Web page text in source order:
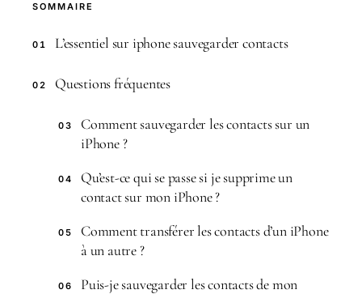
SOMMAIRE
01 L’essentiel sur iphone sauvegarder contacts
02 Questions fréquentes
03
Comment sauvegarder les contacts sur un
iPhone ?
04
Qu’est-ce qui se passe si je supprime un
contact sur mon iPhone ?
05
Comment transférer les contacts d’un iPhone
à un autre ?
06
Puis-je sauvegarder les contacts de mon